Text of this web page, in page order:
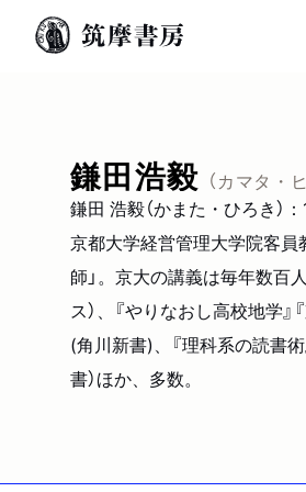
鎌田浩毅 （カマタ・
鎌田 浩毅（かまた・ひろき
京都大学経営管理大学院客員
師」。京大の講義は毎年数百
ス）、『やりなおし高校地学
(角川新書)、『理科系の読書術
書）ほか、多数。